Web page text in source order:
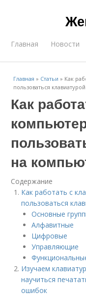
Главная Новости
Главная » Статьи » Как
пользоваться
Как
на
Содержание
Как работать с
пользоваться
Основные
Алфавитные
Цифровые
Управляющие
Изучаем
научиться
ошибок